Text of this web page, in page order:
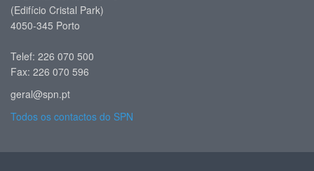
(Edifício Cristal Park)
4050-345 Porto
Telef: 226 070 500
Fax: 226 070 596
geral@spn.pt
Todos os contactos do SPN